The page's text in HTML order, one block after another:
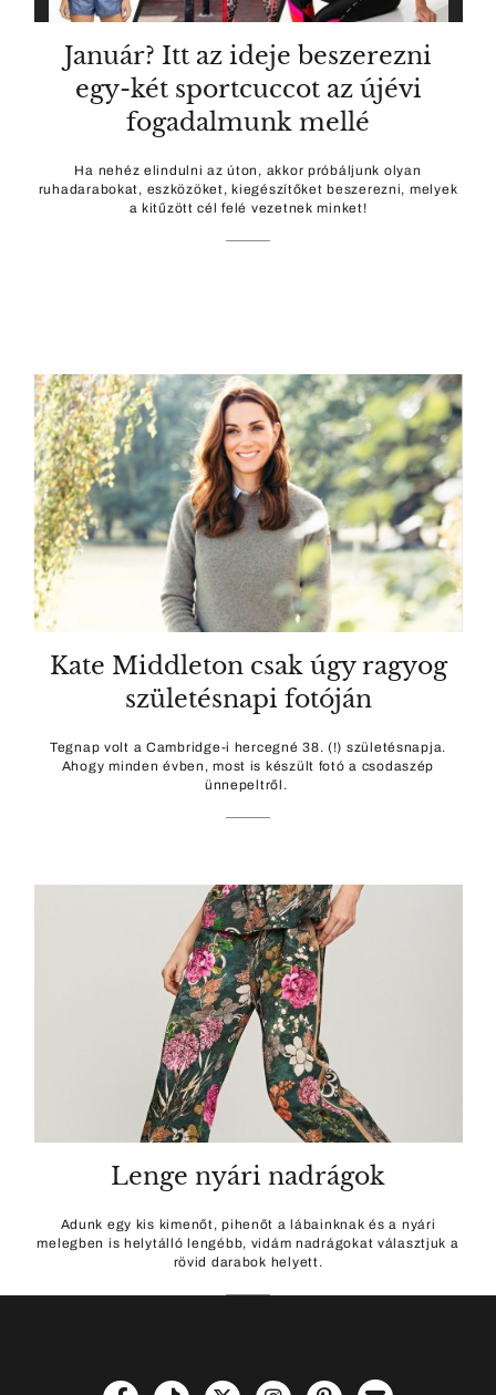
Január? Itt az ideje beszerezni
egy-két sportcuccot az újévi
fogadalmunk mellé
Ha nehéz elindulni az úton, akkor próbáljunk olyan
ruhadarabokat, eszközöket, kiegészítőket beszerezni, melyek
a kitűzött cél felé vezetnek minket!
Kate Middleton csak úgy ragyog
születésnapi fotóján
Tegnap volt a Cambridge-i hercegné 38. (!) születésnapja.
Ahogy minden évben, most is készült fotó a csodaszép
ünnepeltről.
Lenge nyári nadrágok
Adunk egy kis kimenőt, pihenőt a lábainknak és a nyári
melegben is helytálló lengébb, vidám nadrágokat választjuk a
rövid darabok helyett.